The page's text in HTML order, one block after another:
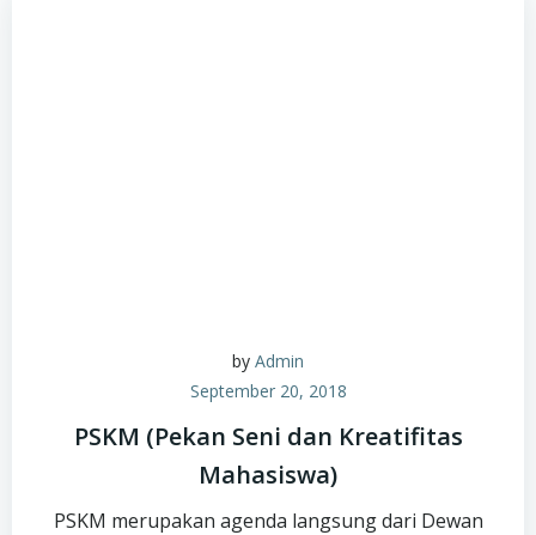
by Admin
September 20, 2018
PSKM (Pekan Seni dan Kreatifitas
Mahasiswa)
PSKM merupakan agenda langsung dari Dewan